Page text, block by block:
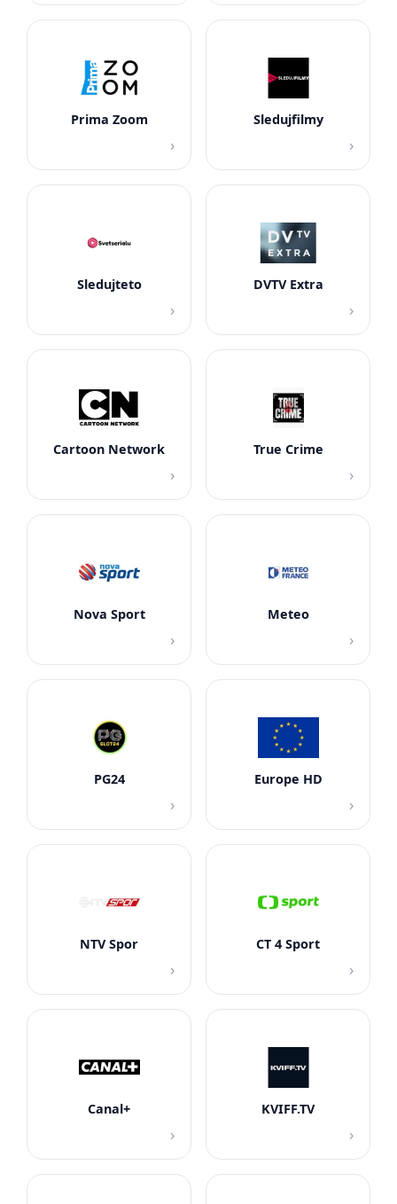
Prima Zoom
›
Sledujfilmy
›
Sledujteto
›
DVTV Extra
›
Cartoon Network
›
True Crime
›
Nova Sport
›
Meteo
›
PG24
›
Europe HD
›
NTV Spor
›
CT 4 Sport
›
Canal+
›
KVIFF.TV
›